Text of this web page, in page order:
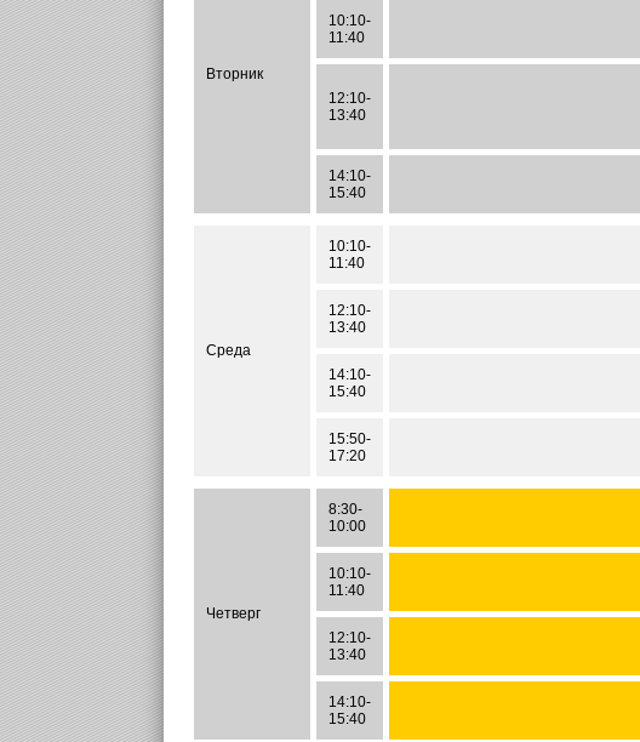
Вторник
10:10-
11:40
12:10-
13:40
14:10-
15:40
Среда
10:10-
11:40
12:10-
13:40
14:10-
15:40
15:50-
17:20
Четверг
8:30-
10:00
10:10-
11:40
12:10-
13:40
14:10-
15:40